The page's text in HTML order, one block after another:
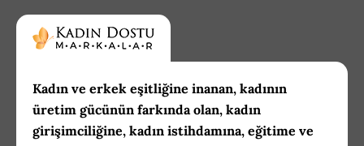
Kadın ve erkek eşitliğine inanan, kadının
üretim gücünün farkında olan, kadın
girişimciliğine, kadın istihdamına, eğitime ve